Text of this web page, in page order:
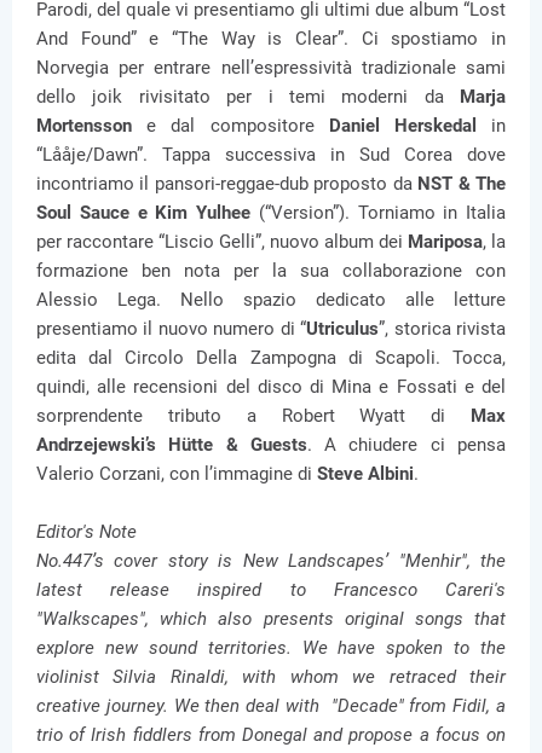
Parodi, del quale vi presentiamo gli ultimi due album “Lost
And Found” e “The Way is Clear”. Ci spostiamo in
Norvegia per entrare nell’espressività tradizionale sami
dello joik rivisitato per i temi moderni da Marja
Mortensson e dal compositore Daniel Herskedal
in
“Lååje/Dawn”. Tappa successiva in Sud Corea dove
incontriamo il pansori-reggae-dub proposto da NST & The
Soul Sauce e Kim Yulhee (“Version”). Torniamo in Italia
per raccontare “Liscio Gelli”, nuovo album dei Mariposa, la
formazione ben nota per la sua collaborazione con
Alessio Lega. Nello spazio dedicato alle letture
presentiamo il nuovo numero di “Utriculus”, storica rivista
edita dal Circolo Della Zampogna di Scapoli. Tocca,
quindi, alle recensioni del disco di Mina e Fossati e del
sorprendente tributo a Robert Wyatt di Max
Andrzejewski’s Hütte & Guests. A chiudere ci pensa
Valerio Corzani, con l’immagine di Steve Albini.
Editor's Note
No.447’s cover story is New Landscapes’ "Menhir", the
latest release inspired to Francesco Careri's
"Walkscapes", which also presents original songs that
explore new sound territories. We have spoken to the
violinist Silvia Rinaldi, with whom we retraced their
creative journey. We then deal with "Decade" from Fidil, a
trio of Irish fiddlers from Donegal and propose a focus on